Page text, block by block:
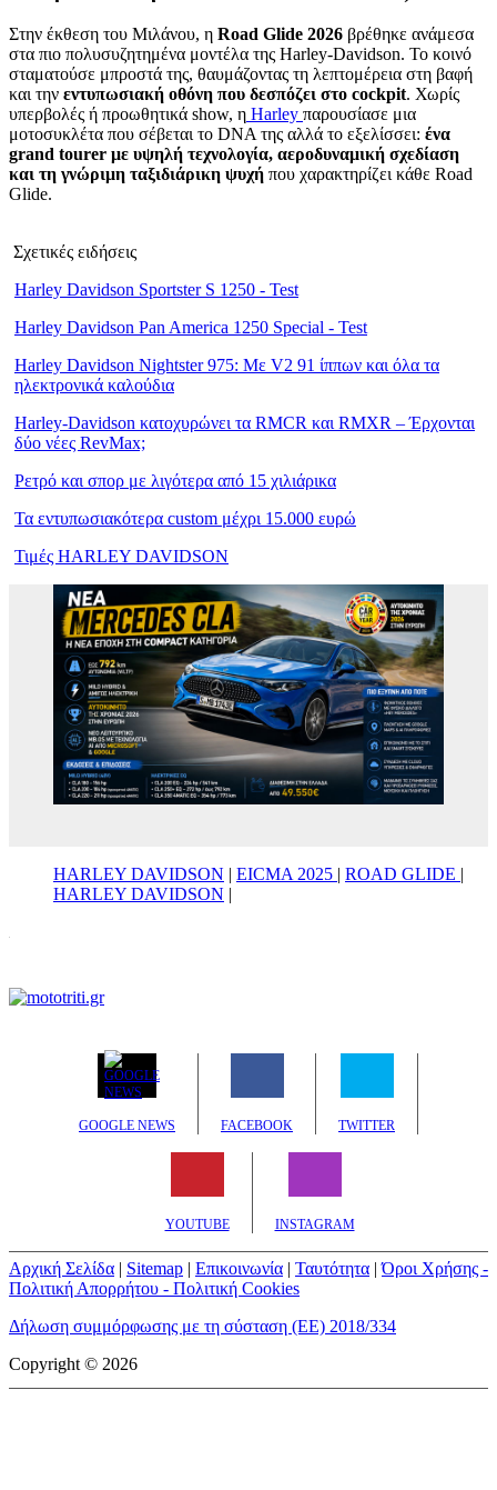
Στην έκθεση του Μιλάνου, η Road Glide 2026 βρέθηκε ανάμεσα
στα πιο πολυσυζητημένα μοντέλα της Harley-Davidson. Το κοινό
σταματούσε μπροστά της, θαυμάζοντας τη λεπτομέρεια στη βαφή
και την εντυπωσιακή οθόνη που δεσπόζει στο cockpit. Χωρίς
υπερβολές ή προωθητικά show, η Harley παρουσίασε μια
μοτοσυκλέτα που σέβεται το DNA της αλλά το εξελίσσει: ένα
grand tourer με υψηλή τεχνολογία, αεροδυναμική σχεδίαση
και τη γνώριμη ταξιδιάρικη ψυχή που χαρακτηρίζει κάθε Road
Glide.
Σχετικές ειδήσεις
Harley Davidson Sportster S 1250 - Test
Harley Davidson Pan America 1250 Special - Test
Harley Davidson Nightster 975: Με V2 91 ίππων και όλα τα
ηλεκτρονικά καλούδια
Harley-Davidson κατοχυρώνει τα RMCR και RMXR – Έρχονται
δύο νέες RevMax;
Ρετρό και σπορ με λιγότερα από 15 χιλιάρικα
Τα εντυπωσιακότερα custom μέχρι 15.000 ευρώ
Τιμές HARLEY DAVIDSON
HARLEY DAVIDSON | EICMA 2025 | ROAD GLIDE |
HARLEY DAVIDSON |
GOOGLE NEWS FACEBOOK TWITTER
YOUTUBE INSTAGRAM
Αρχική Σελίδα | Sitemap | Επικοινωνία | Ταυτότητα |Όροι Χρήσης -
Πολιτική Απορρήτου - Πολιτική Cookies
Δήλωση συμμόρφωσης με τη σύσταση (ΕΕ) 2018/334
Copyright © 2026